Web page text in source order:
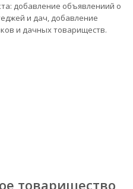
добавление объявлениий о
и дач, добавление
и дачных товариществ.
товарищество